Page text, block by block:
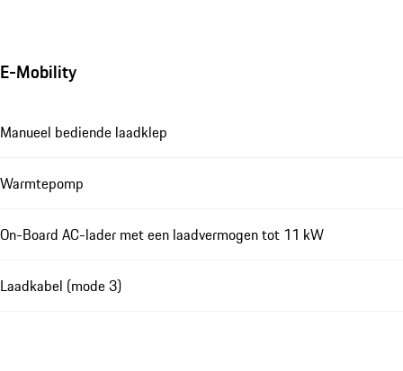
E-Mobility
Manueel bediende laadklep
Warmtepomp
On-Board AC-lader met een laadvermogen tot 11 kW
Laadkabel (mode 3)